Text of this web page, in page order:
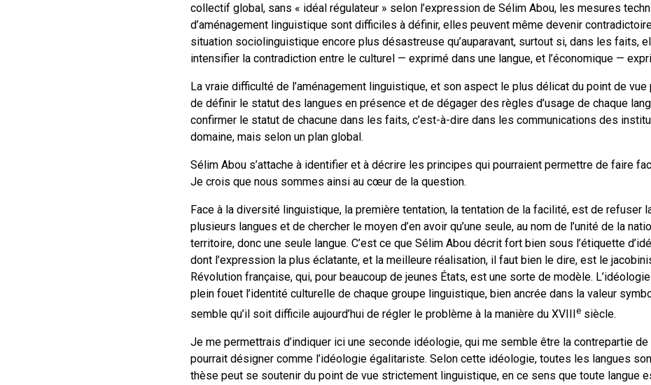
collectif global, sans « idéal régulateur » selon l’expression de Sélim Abou, les mesures
d’aménagement linguistique sont difficiles à définir, elles peuvent même devenir
situation sociolinguistique encore plus désastreuse qu’auparavant, surtout si, dans les faits,
intensifier la contradiction entre le culturel — exprimé dans une langue, et l’économique —
La vraie difficulté de l’aménagement linguistique, et son aspect le plus délicat du point de
de définir le statut des langues en présence et de dégager des règles d’usage de chaque
confirmer le statut de chacune dans les faits, c’est-à-dire dans les communications des
domaine, mais selon un plan global.
Sélim Abou s’attache à identifier et à décrire les principes qui pourraient permettre de faire
Je crois que nous sommes ainsi au cœur de la question.
Face à la diversité linguistique, la première tentation, la tentation de la facilité, est de refuser
plusieurs langues et de chercher le moyen d’en avoir qu’une seule, au nom de l’unité de la
territoire, donc une seule langue. C’est ce que Sélim Abou décrit fort bien sous l’étiquette
dont l’expression la plus éclatante, et la meilleure réalisation, il faut bien le dire, est le
Révolution française, qui, pour beaucoup de jeunes États, est une sorte de modèle.
plein fouet l’identité culturelle de chaque groupe linguistique, bien ancrée dans la valeur
semble qu’il soit difficile aujourd’hui de régler le problème à la manière du XVIIIe siècle.
Je me permettrais d’indiquer ici une seconde idéologie, qui me semble être la contrepartie de
pourrait désigner comme l’idéologie égalitariste. Selon cette idéologie, toutes les langues
thèse peut se soutenir du point de vue strictement linguistique, en ce sens que toute langue